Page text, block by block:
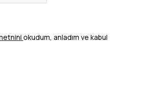
okudum, anladım ve kabul